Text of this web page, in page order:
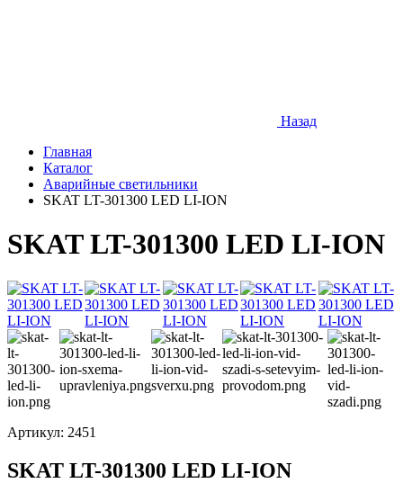
Назад
Главная
Каталог
Аварийные светильники
SKAT LT-301300 LED LI-ION
SKAT LT-301300 LED LI-ION
Артикул: 2451
SKAT LT-301300 LED LI-ION